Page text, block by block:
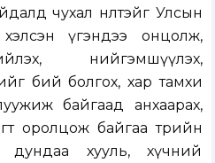
чухал нөлөөтэйг Улсын
үгэндээ онцолж,
нийгэмшүүлэх,
бий болгох, хар тамхи
байгаад анхаарах,
оролцож байгаа төрийн
дундаа хууль, хүчний